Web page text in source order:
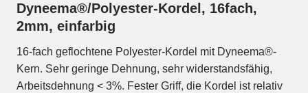
Dyneema®/Polyester-Kordel, 16fach,
2mm, einfarbig
16-fach geflochtene Polyester-Kordel mit Dyneema®-
Kern. Sehr geringe Dehnung, sehr widerstandsfähig,
Arbeitsdehnung < 3%. Fester Griff, die Kordel ist relativ